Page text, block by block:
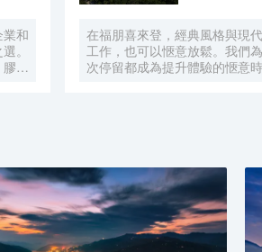
和
。
囊
在福朋喜來登，經典風格與現
工作，也可以愜意放鬆。我們
次停留都成為提升體驗的愜意